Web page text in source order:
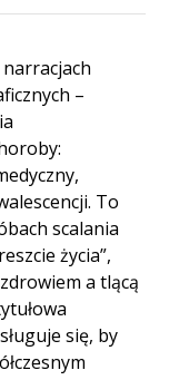
–
To
scalania
życia”,
a tlącą
się, by